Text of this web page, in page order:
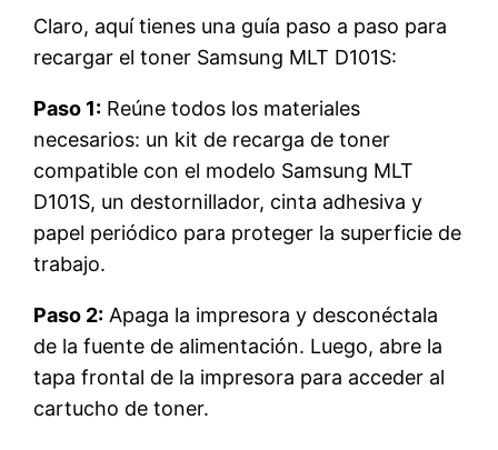
Claro, aquí tienes una guía paso a paso para
recargar el toner Samsung MLT D101S:
Paso 1: Reúne todos los materiales
necesarios: un kit de recarga de toner
compatible con el modelo Samsung MLT
D101S, un destornillador, cinta adhesiva y
papel periódico para proteger la superficie de
trabajo.
Paso 2: Apaga la impresora y desconéctala
de la fuente de alimentación. Luego, abre la
tapa frontal de la impresora para acceder al
cartucho de toner.